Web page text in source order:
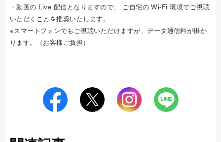
・動画の Live 配信となりますので、 ご自宅の Wi-Fi 環境でご視聴
いただくことを推奨いたします。
※スマートフォンでもご視聴いただけますが、データ通信料が掛か
ります。（お客様ご負担）